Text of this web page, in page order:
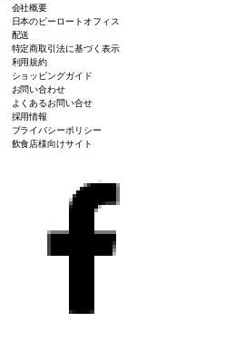
会社概要
日本のピーロートオフィス
配送
特定商取引法に基づく表示
利用規約
ショッピングガイド
お問い合わせ
よくあるお問い合せ
採用情報
プライバシーポリシー
飲食店様向けサイト